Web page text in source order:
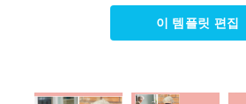
이 템플릿 편집